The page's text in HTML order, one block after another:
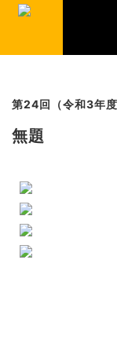
第24回（令和3年
無題